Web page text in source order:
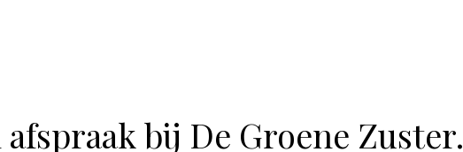
bij De Groene Zuster.